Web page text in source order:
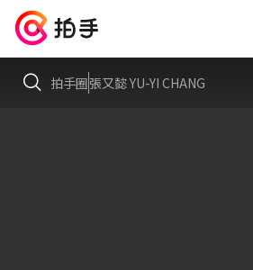
拍手圈張又懿 YU-YI CHANG